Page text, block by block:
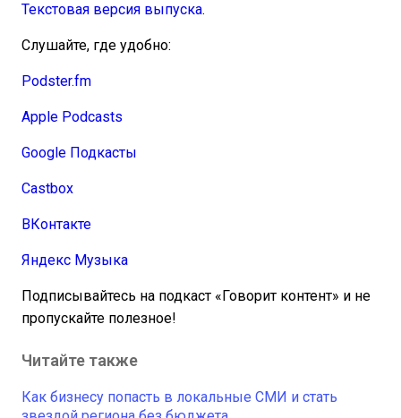
Текстовая версия выпуска.
Слушайте, где удобно:
Podster.fm
Apple Podcasts
Google Подкасты
Castbox
ВКонтакте
Яндекс Музыка
Подписывайтесь на подкаст «Говорит контент» и не
пропускайте полезное!
Читайте также
Как бизнесу попасть в локальные СМИ и стать